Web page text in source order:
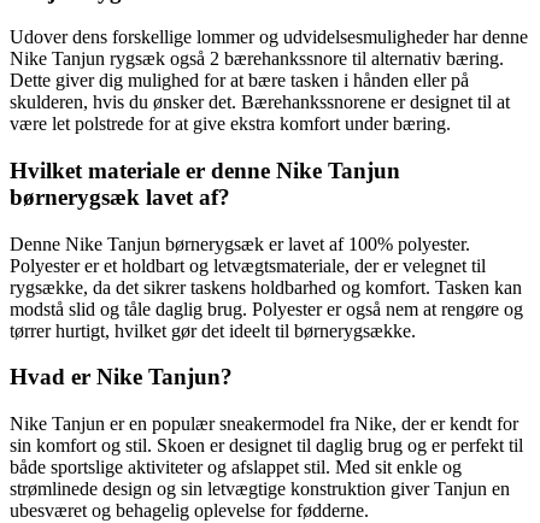
Udover dens forskellige lommer og udvidelsesmuligheder har denne
Nike Tanjun rygsæk også 2 bærehankssnore til alternativ bæring.
Dette giver dig mulighed for at bære tasken i hånden eller på
skulderen, hvis du ønsker det. Bærehankssnorene er designet til at
være let polstrede for at give ekstra komfort under bæring.
Hvilket materiale er denne Nike Tanjun
børnerygsæk lavet af?
Denne Nike Tanjun børnerygsæk er lavet af 100% polyester.
Polyester er et holdbart og letvægtsmateriale, der er velegnet til
rygsække, da det sikrer taskens holdbarhed og komfort. Tasken kan
modstå slid og tåle daglig brug. Polyester er også nem at rengøre og
tørrer hurtigt, hvilket gør det ideelt til børnerygsække.
Hvad er Nike Tanjun?
Nike Tanjun er en populær sneakermodel fra Nike, der er kendt for
sin komfort og stil. Skoen er designet til daglig brug og er perfekt til
både sportslige aktiviteter og afslappet stil. Med sit enkle og
strømlinede design og sin letvægtige konstruktion giver Tanjun en
ubesværet og behagelig oplevelse for fødderne.